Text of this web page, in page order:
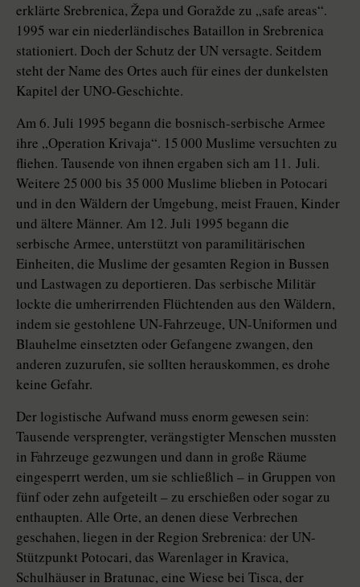
erklärte Srebrenica, Žepa und Goražde zu „safe areas“.
1995 war ein niederländisches Bataillon in Srebrenica
stationiert. Doch der Schutz der UN versagte. Seitdem
steht der Name des Ortes auch für eines der dunkelsten
Kapitel der UNO-Geschichte.
Am 6. Juli 1995 begann die bosnisch-serbische Armee
ihre „Operation Krivaja“. 15 000 Muslime versuchten zu
fliehen. Tausende von ihnen ergaben sich am 11. Juli.
Weitere 25 000 bis 35 000 Muslime blieben in Potocari
und in den Wäldern der Umgebung, meist Frauen, Kinder
und ältere Männer. Am 12. Juli 1995 begann die
serbische Armee, unterstützt von paramilitärischen
Einheiten, die Muslime der gesamten Region in Bussen
und Lastwagen zu deportieren. Das serbische Militär
lockte die umherirrenden Flüchtenden aus den Wäldern,
indem sie gestohlene UN-Fahrzeuge, UN-Uniformen und
Blauhelme einsetzten oder Gefangene zwangen, den
anderen zuzurufen, sie sollten herauskommen, es drohe
keine Gefahr.
Der logistische Aufwand muss enorm gewesen sein:
Tausende versprengter, verängstigter Menschen mussten
in Fahrzeuge gezwungen und dann in große Räume
eingesperrt werden, um sie schließlich – in Gruppen von
fünf oder zehn aufgeteilt – zu erschießen oder sogar zu
enthaupten. Alle Orte, an denen diese Verbrechen
geschahen, liegen in der Region Srebrenica: der UN-
Stützpunkt Potocari, das Warenlager in Kravica,
Schulhäuser in Bratunac, eine Wiese bei Tisca, der